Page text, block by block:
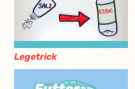
Legetrick